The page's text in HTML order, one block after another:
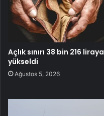
Açlık sınırı 38 bin 216 liraya
yükseldi
Ağustos 5, 2026